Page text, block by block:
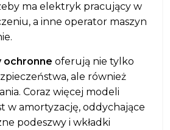
ma elektryk pracujący w
a inne operator maszyn
ochronne oferują nie tylko
ale również
Coraz więcej modeli
w amortyzację, oddychające
podeszwy i wkładki